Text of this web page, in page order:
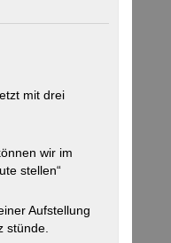
mit drei
wir im
stellen“
Aufstellung
stünde.